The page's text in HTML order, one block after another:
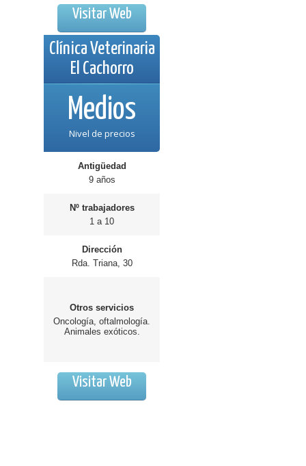
Visitar Web
Clínica Veterinaria
El Cachorro
Medios
Nivel de precios
Antigüedad
9 años
Nº trabajadores
1 a 10
Dirección
Rda. Triana, 30
Otros servicios
Oncología, oftalmología.
Animales exóticos.
Visitar Web